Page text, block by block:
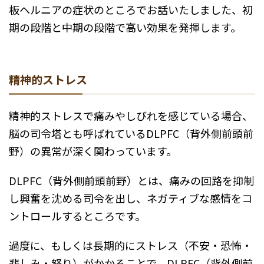
板ヘルニアの症状のところでお話いたしました、初
期の段階と中期の段階で高い効果を発揮します。
精神的ストレス
精神的ストレスで痛みやしびれを感じている場合、
脳の司令塔とも呼ばれているDLPFC（背外側前頭前
野）の異常が深く関わっています。
DLPFC（背外側前頭前野）とは、痛みの回路を抑制
し興奮を沈める司令を出し、ネガティブな感情をコ
ントロールするところです。
過度に、もしくは長期的にストレス（不安・恐怖・